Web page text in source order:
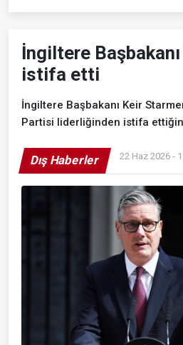
İngiltere
istifa etti
İngiltere Başbakanı Keir
Partisi liderliğinden istifa ettiğini
Dış Haberler 22 Haz 2026 -